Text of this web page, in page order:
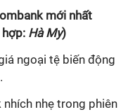
mới nhất
Hà My)
ngoại tệ biến động
nhích nhẹ trong phiên